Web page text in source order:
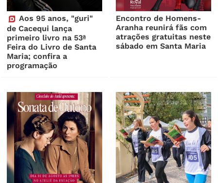
Aos 95 anos, "guri"
de Cacequi lança
primeiro livro na 53ª
Feira do Livro de Santa
Maria; confira a
programação
Encontro de Homens-
Aranha reunirá fãs com
atrações gratuitas neste
sábado em Santa Maria